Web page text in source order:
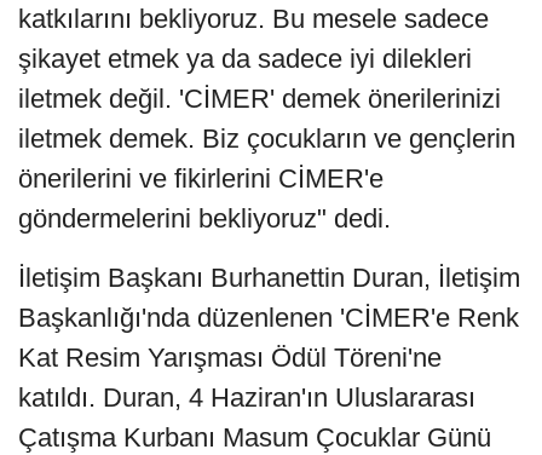
katkılarını bekliyoruz. Bu mesele sadece
şikayet etmek ya da sadece iyi dilekleri
iletmek değil. 'CİMER' demek önerilerinizi
iletmek demek. Biz çocukların ve gençlerin
önerilerini ve fikirlerini CİMER'e
göndermelerini bekliyoruz" dedi.
İletişim Başkanı Burhanettin Duran, İletişim
Başkanlığı'nda düzenlenen 'CİMER'e Renk
Kat Resim Yarışması Ödül Töreni'ne
katıldı. Duran, 4 Haziran'ın Uluslararası
Çatışma Kurbanı Masum Çocuklar Günü